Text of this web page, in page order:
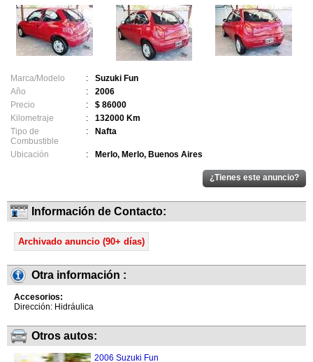
Marca/Modelo :
Suzuki Fun
Año
:
2006
Precio
:
$ 86000
Kilometraje
:
132000 Km
Tipo de
Combustible
: Nafta
Ubicación : Merlo, Merlo, Buenos Aires
Información de Contacto:
Archivado anuncio (90+ días)
Otra información :
Accesorios:
Dirección: Hidráulica
Otros autos:
2006 Suzuki Fun